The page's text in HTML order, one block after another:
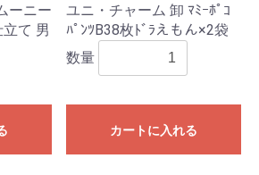
ーニー
立て 男
ユニ・チャーム 卸 ﾏﾐｰﾎﾟｺ
ﾊﾟﾝﾂB38枚ﾄﾞﾗえもん×2袋
数量
カートに入れる